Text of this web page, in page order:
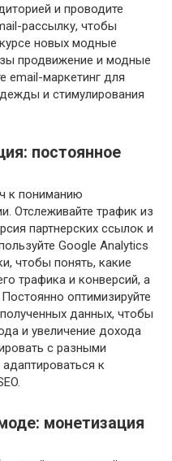
и проводите
рассылку, чтобы
новых модные
продвижение и модные
email-маркетинг для
и стимулирования
постоянное
к пониманию
Отслеживайте трафик из
партнерских ссылок и
Google Analytics
чтобы понять, какие
трафика и конверсий, а
оптимизируйте
данных, чтобы
и увеличение дохода
с разными
к
монетизация